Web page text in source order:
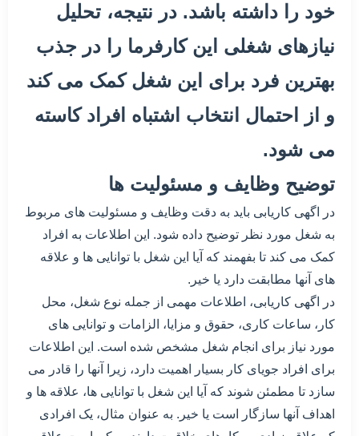
خود را داشته باشد. در نتیجه، تحلیل
نیازهای شغلی این کارفرما را در جذب
بهترین فرد برای این شغل کمک می کند
و از احتمال انتخاب اشتباه افراد کاسته
می شود.
توضیح وظایف و مسئولیت ها
در اگهی کاریابی باید به دقت وظایف و مسئولیت های مربوط
به شغل مورد نظر توضیح داده شود. این اطلاعات به افراد
کمک می کند تا بفهمند که آیا این شغل با توانایی ها و علاقه
های آنها مطابقت دارد یا خیر.
در اگهی کاریابی، اطلاعات مهمی از جمله نوع شغل، محل
کار، ساعات کاری، حقوق و مزایا، الزامات و توانایی های
مورد نیاز برای انجام شغل مشخص شده است. این اطلاعات
برای افراد جویای کار بسیار اهمیت دارد، زیرا آنها را قادر می
سازد تا مطمئن شوند که آیا این شغل با توانایی ها، علاقه ها و
اهداف آنها سازگار است یا خیر. به عنوان مثال، یک افرادی